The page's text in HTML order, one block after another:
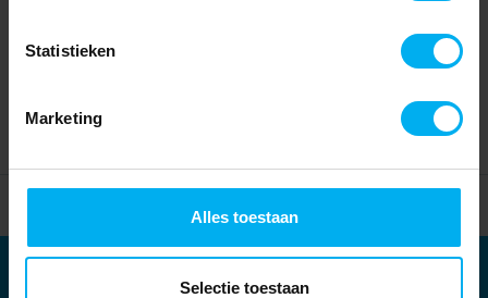
Statistieken
Marketing
Alles toestaan
Selectie toestaan